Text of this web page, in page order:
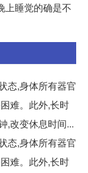
上睡觉的确是不
态,身体所有器官
难。此外,长时
,改变休息时间...
态,身体所有器官
难。此外,长时